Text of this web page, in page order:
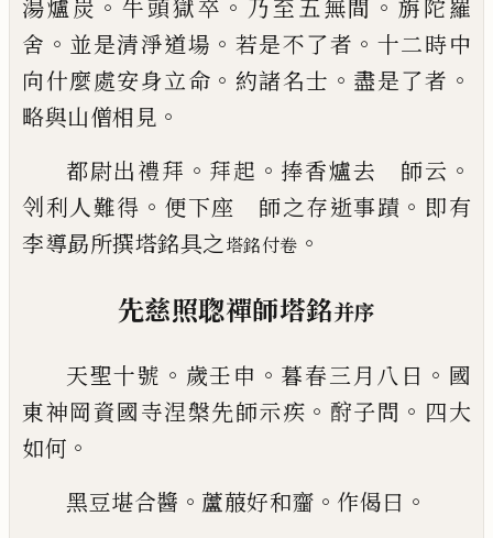
湯爐炭 。牛頭獄卒 。 乃至五無間 。 旃陀羅
舍 。 並是清淨道場 。 若是不了者 。 十二時中
向什麼處安身立命 。 約諸名士 。 盡是了者 。
略與山僧相見 。
都尉出禮拜 。 拜起 。 捧香爐去 師云 。
刢利人難得 。 便下座 師之存逝事蹟 。 即有
李導勗所撰塔銘具之塔銘付卷 。
先慈照聦禪師塔銘并序
天聖十號 。 歲壬申 。 暮春三月八日 。 國
東神岡資國寺涅槃先師示疾 。 酧子問 。 四大
如何 。
黑豆堪合醬 。 蘆菔好和齏 。 作偈曰 。